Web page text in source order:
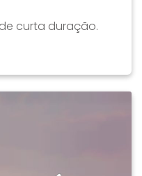
curta duração.